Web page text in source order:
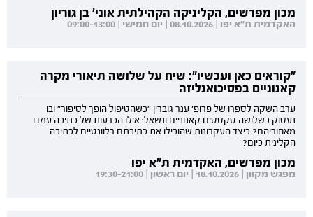
מכון מפרשים, הקליניקה הקהילתית אוני' בן גוריון
האקדמית ת"א יפו | 08.10.2026 | יום חמישי | 09:00-13:00
"קוראים כאן ועכשיו": שיח על שלושה תיאורי מקרה
קאנוניים בפסיכואנליזה
ערב השקה לספרו של פרופ' ענר גוברין "כשהטיפול הופך לסיפור" ובו
נעסוק בשלושה טקסטים קאנוניים ונשאל: אילו הכרעות של כתיבה עמדו
מאחוריהם? כיצד העקרונות שהובילו את כתיבתם רלוונטיים לכתיבה
הקלינית כיום?
מכון מפרשים, האקדמית ת"א יפו
מפגש מקוון | 18.10.2026 | יום ראשון | 19:30-21:00